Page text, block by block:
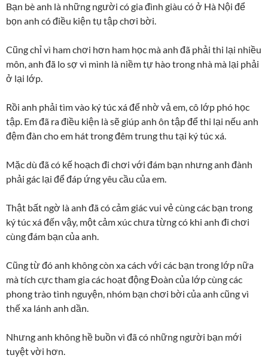
Bạn bè anh là những người có gia đình giàu có ở Hà Nội để
bọn anh có điều kiện tụ tập chơi bời.
Cũng chỉ vì ham chơi hơn ham học mà anh đã phải thi lại nhiều
môn, anh đã lo sợ vì mình là niềm tự hào trong nhà mà lại phải
ở lại lớp.
Rồi anh phải tìm vào ký túc xá để nhờ vả em, cô lớp phó học
tập. Em đã ra điều kiện là sẽ giúp anh ôn tập để thi lại nếu anh
đệm đàn cho em hát trong đêm trung thu tại ký túc xá.
Mặc dù đã có kế hoạch đi chơi với đám bạn nhưng anh đành
phải gác lại để đáp ứng yêu cầu của em.
Thật bất ngờ là anh đã có cảm giác vui vẻ cùng các bạn trong
ký túc xá đến vậy, một cảm xúc chưa từng có khi anh đi chơi
cùng đám bạn của anh.
Cũng từ đó anh không còn xa cách với các bạn trong lớp nữa
mà tích cực tham gia các hoạt động Đoàn của lớp cùng các
phong trào tình nguyện, nhóm bạn chơi bời của anh cũng vì
thế xa lánh anh dần.
Nhưng anh không hề buồn vì đã có những người bạn mới
tuyệt vời hơn.